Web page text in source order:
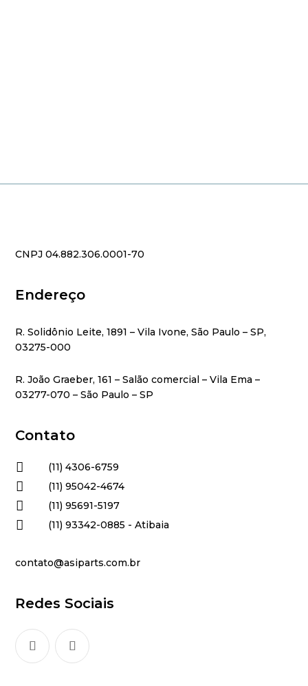
CNPJ 04.882.306.0001-70
Endereço
R. Solidônio Leite, 1891 – Vila Ivone, São Paulo – SP,
03275-000
R. João Graeber, 161 – Salão comercial – Vila Ema –
03277-070 – São Paulo – SP
Contato
 (11) 4306-6759
 (11) 95042-4674
 (11) 95691-5197
 (11) 93342-0885 - Atibaia
contato@asiparts.com.br
Redes Sociais